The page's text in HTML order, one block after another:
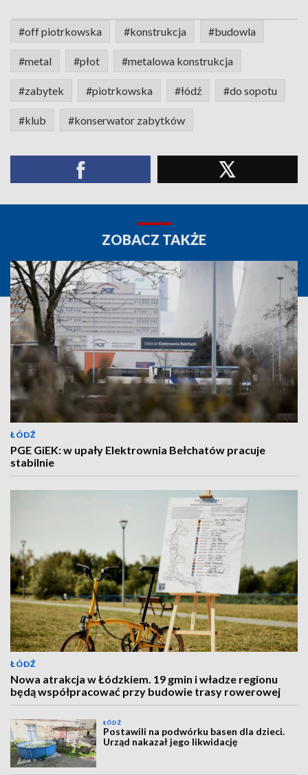
#off piotrkowska #konstrukcja #budowla
#metal #płot #metalowa konstrukcja
#zabytek #piotrkowska #łódź #do sopotu
#klub #konserwator zabytków
ZOBACZ TAKŻE
ŁÓDŹ
PGE GiEK: w upały Elektrownia Bełchatów pracuje
stabilnie
ŁÓDŹ
Nowa atrakcja w Łódzkiem. 19 gmin i władze regionu
będą współpracować przy budowie trasy rowerowej
ŁÓDŹ
Postawili na podwórku basen dla dzieci.
Urząd nakazał jego likwidację